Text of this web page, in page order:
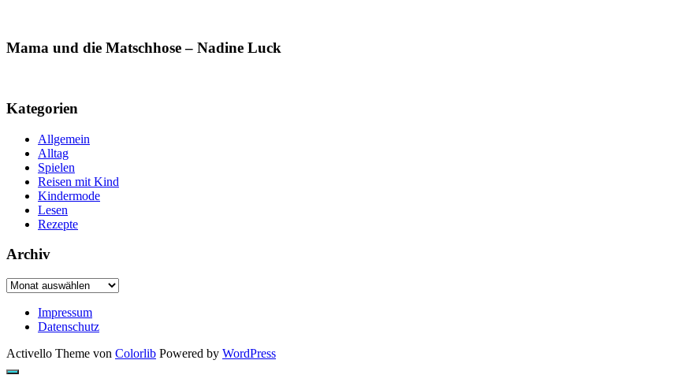
Mama und die Matschhose – Nadine Luck
Kategorien
Allgemein
Alltag
Spielen
Reisen mit Kind
Kindermode
Lesen
Rezepte
Archiv
Archiv
Impressum
Datenschutz
Activello Theme von Colorlib Powered by WordPress